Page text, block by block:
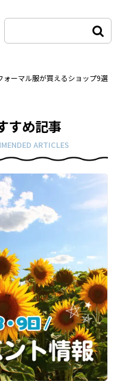
ォーマル服が買えるショップ9選
すめ記事
ARTICLES